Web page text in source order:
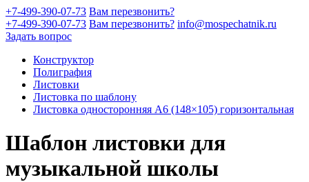
+7-499-390-07-73 Вам перезвонить?
+7-499-390-07-73 Вам перезвонить? info@mospechatnik.ru
Задать вопрос
Конструктор
Полиграфия
Листовки
Листовка по шаблону
Листовка односторонняя A6 (148×105) горизонтальная
Шаблон листовки для
музыкальной школы